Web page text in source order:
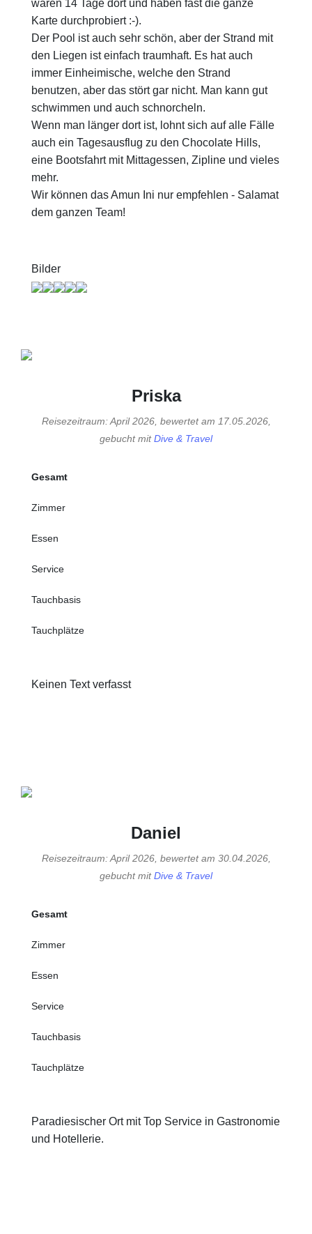
waren 14 Tage dort und haben fast die ganze
Karte durchprobiert :-).
Der Pool ist auch sehr schön, aber der Strand mit
den Liegen ist einfach traumhaft. Es hat auch
immer Einheimische, welche den Strand
benutzen, aber das stört gar nicht. Man kann gut
schwimmen und auch schnorcheln.
Wenn man länger dort ist, lohnt sich auf alle Fälle
auch ein Tagesausflug zu den Chocolate Hills,
eine Bootsfahrt mit Mittagessen, Zipline und vieles
mehr.
Wir können das Amun Ini nur empfehlen - Salamat
dem ganzen Team!
Bilder
Priska
Reisezeitraum: April 2026, bewertet am 17.05.2026,
gebucht mitDive & Travel
Gesamt
Zimmer
Essen
Service
Tauchbasis
Tauchplätze
Keinen Text verfasst
Daniel
Reisezeitraum: April 2026, bewertet am 30.04.2026,
gebucht mitDive & Travel
Gesamt
Zimmer
Essen
Service
Tauchbasis
Tauchplätze
Paradiesischer Ort mit Top Service in Gastronomie
und Hotellerie.